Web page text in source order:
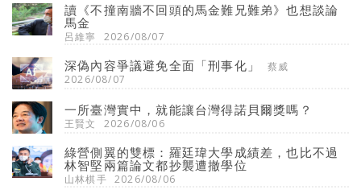
讀《不撞南牆不回頭的馬金難兄難弟》也想談論
馬金
呂維寧 2026/08/07
深偽內容爭議避免全面「刑事化」
蔡威
2026/08/07
一所臺灣實中，就能讓台灣得諾貝爾獎嗎？
王賢文 2026/08/06
綠營側翼的雙標：羅廷瑋大學成績差，也比不過
林智堅兩篇論文都抄襲遭撤學位
山林棋手 2026/08/06